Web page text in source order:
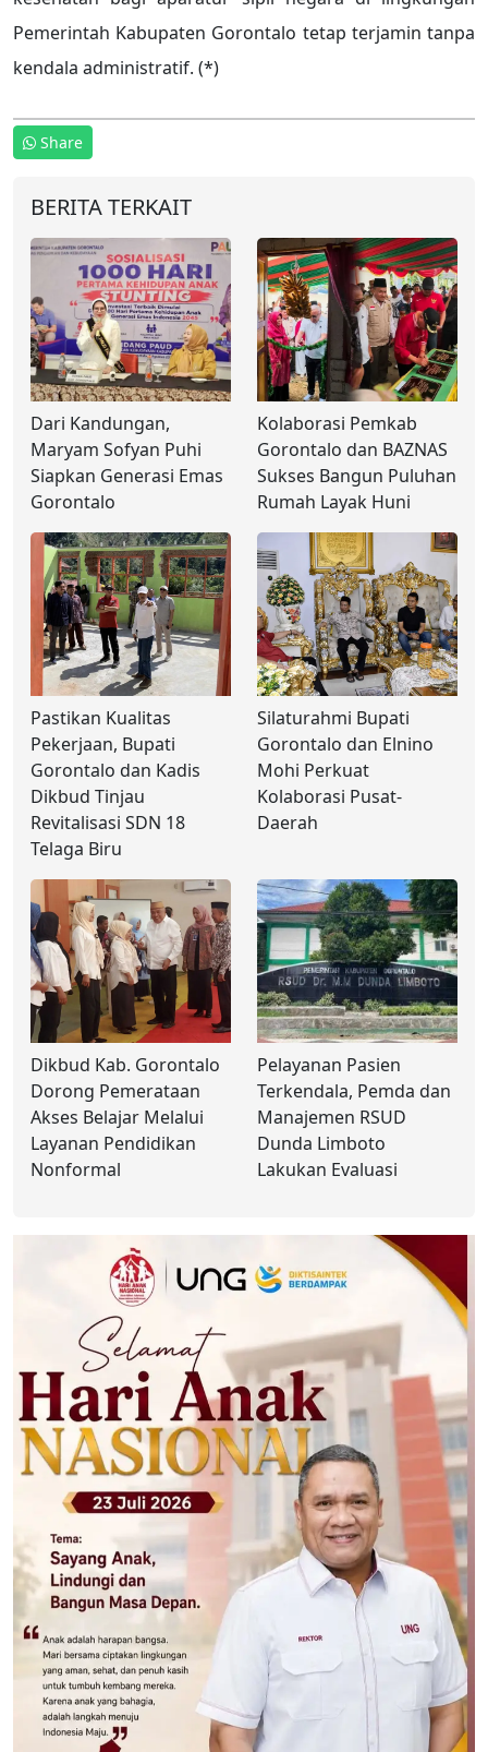
Pemerintah Kabupaten Gorontalo tetap terjamin tanpa
kendala administratif. (*)
Share
BERITA TERKAIT
Dari Kandungan,
Maryam Sofyan Puhi
Siapkan Generasi Emas
Gorontalo
Kolaborasi Pemkab
Gorontalo dan BAZNAS
Sukses Bangun Puluhan
Rumah Layak Huni
Pastikan Kualitas
Pekerjaan, Bupati
Gorontalo dan Kadis
Dikbud Tinjau
Revitalisasi SDN 18
Telaga Biru
Silaturahmi Bupati
Gorontalo dan Elnino
Mohi Perkuat
Kolaborasi Pusat-
Daerah
Dikbud Kab. Gorontalo
Dorong Pemerataan
Akses Belajar Melalui
Layanan Pendidikan
Nonformal
Pelayanan Pasien
Terkendala, Pemda dan
Manajemen RSUD
Dunda Limboto
Lakukan Evaluasi